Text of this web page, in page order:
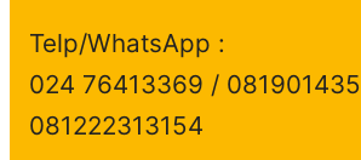
Telp/WhatsApp :
024 76413369 /
081222313154